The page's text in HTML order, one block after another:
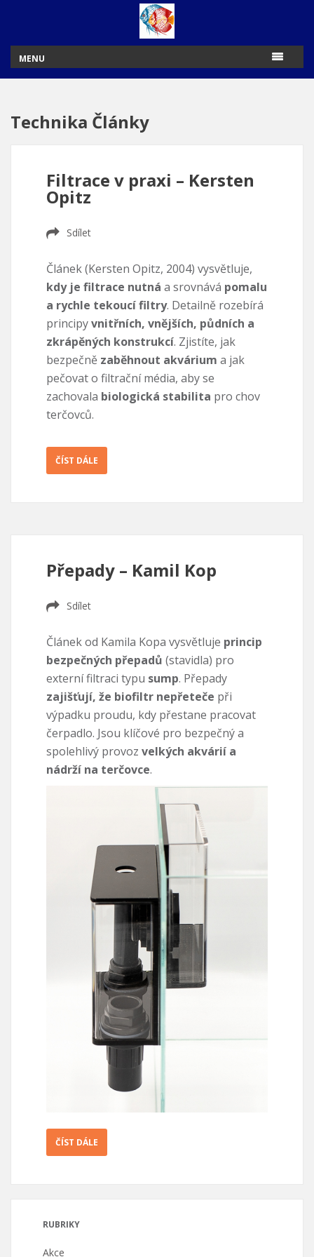
MENU
Technika Články
Filtrace v praxi – Kersten
Opitz
Sdílet
Článek (Kersten Opitz, 2004) vysvětluje,
kdy je filtrace nutná a srovnává pomalu
a rychle tekoucí filtry. Detailně rozebírá
principyvnitřních, vnějších, půdních a
zkrápěných konstrukcí. Zjistíte, jak
bezpečně zaběhnout akvárium a jak
pečovat o filtrační média, aby se
zachovala biologická stabilita pro chov
terčovců.
ČÍST DÁLE
Přepady – Kamil Kop
Sdílet
Článek od Kamila Kopa vysvětluje princip
bezpečných přepadů (stavidla) pro
externí filtraci typu sump. Přepady
zajišťují, že biofiltr nepřeteče při
výpadku proudu, kdy přestane pracovat
čerpadlo. Jsou klíčové pro bezpečný a
spolehlivý provoz velkých akvárií a
nádrží na terčovce.
ČÍST DÁLE
RUBRIKY
Akce